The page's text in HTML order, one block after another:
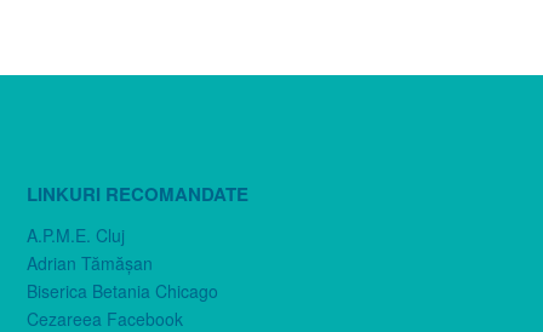
LINKURI RECOMANDATE
A.P.M.E. Cluj
Adrian Tămăşan
Biserica Betania Chicago
Cezareea Facebook